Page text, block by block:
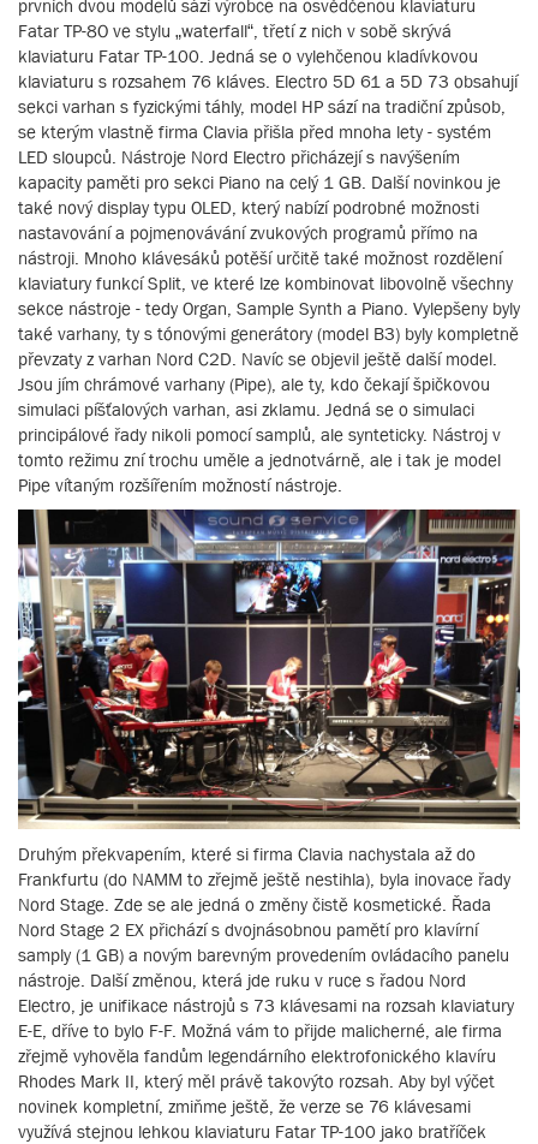
prvních dvou modelů sází výrobce na osvědčenou klaviaturu
Fatar TP-8O ve stylu „waterfall“, třetí z nich v sobě skrývá
klaviaturu Fatar TP-100. Jedná se o vylehčenou kladívkovou
klaviaturu s rozsahem 76 kláves. Electro 5D 61 a 5D 73 obsahují
sekci varhan s fyzickými táhly, model HP sází na tradiční způsob,
se kterým vlastně firma Clavia přišla před mnoha lety - systém
LED sloupců. Nástroje Nord Electro přicházejí s navýšením
kapacity paměti pro sekci Piano na celý 1 GB. Další novinkou je
také nový display typu OLED, který nabízí podrobné možnosti
nastavování a pojmenovávání zvukových programů přímo na
nástroji. Mnoho klávesáků potěší určitě také možnost rozdělení
klaviatury funkcí Split, ve které lze kombinovat libovolně všechny
sekce nástroje - tedy Organ, Sample Synth a Piano. Vylepšeny byly
také varhany, ty s tónovými generátory (model B3) byly kompletně
převzaty z varhan Nord C2D. Navíc se objevil ještě další model.
Jsou jím chrámové varhany (Pipe), ale ty, kdo čekají špičkovou
simulaci píšťalových varhan, asi zklamu. Jedná se o simulaci
principálové řady nikoli pomocí samplů, ale synteticky. Nástroj v
tomto režimu zní trochu uměle a jednotvárně, ale i tak je model
Pipe vítaným rozšířením možností nástroje.
Druhým překvapením, které si firma Clavia nachystala až do
Frankfurtu (do NAMM to zřejmě ještě nestihla), byla inovace řady
Nord Stage. Zde se ale jedná o změny čistě kosmetické. Řada
Nord Stage 2 EX přichází s dvojnásobnou pamětí pro klavírní
samply (1 GB) a novým barevným provedením ovládacího panelu
nástroje. Další změnou, která jde ruku v ruce s řadou Nord
Electro, je unifikace nástrojů s 73 klávesami na rozsah klaviatury
E-E, dříve to bylo F-F. Možná vám to přijde malicherné, ale firma
zřejmě vyhověla fandům legendárního elektrofonického klavíru
Rhodes Mark II, který měl právě takovýto rozsah. Aby byl výčet
novinek kompletní, zmiňme ještě, že verze se 76 klávesami
využívá stejnou lehkou klaviaturu Fatar TP-100 jako bratříček